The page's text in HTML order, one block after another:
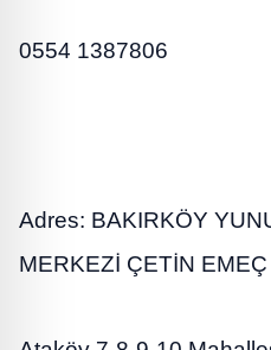
0554 1387806
Adres: BAKIRKÖY
MERKEZİ ÇETİN